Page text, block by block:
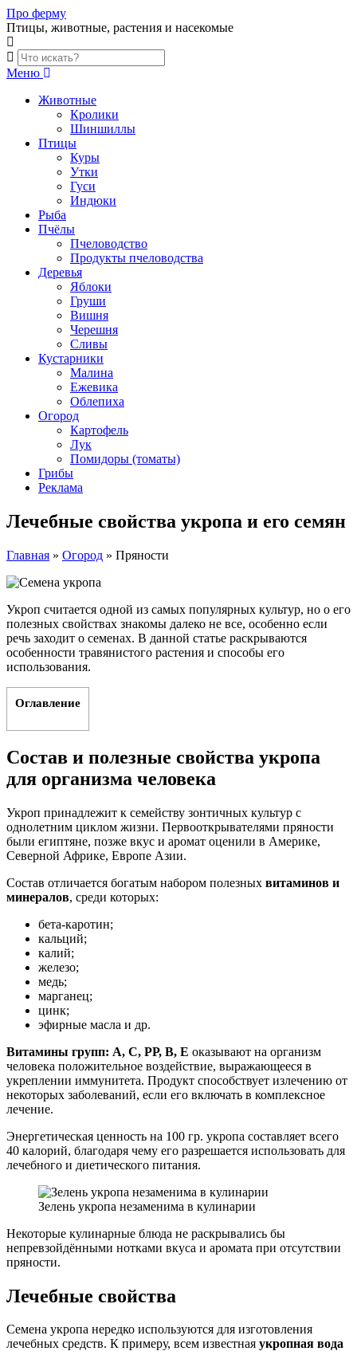
Skip
to
content
Про ферму
Птицы, животные, растения и насекомые
Меню
Животные
Кролики
Шиншиллы
Птицы
Куры
Утки
Гуси
Индюки
Рыба
Пчёлы
Пчеловодство
Продукты пчеловодства
Деревья
Яблоки
Груши
Вишня
Черешня
Сливы
Кустарники
Малина
Ежевика
Облепиха
Огород
Картофель
Лук
Помидоры (томаты)
Грибы
Реклама
Лечебные свойства укропа и его семян
Главная » Огород » Пряности
Укроп считается одной из самых популярных культур, но о его
полезных свойствах знакомы далеко не все, особенно если
речь заходит о семенах. В данной статье раскрываются
особенности травянистого растения и способы его
использования.
Оглавление
Состав и полезные свойства укропа
для организма человека
Укроп принадлежит к семейству зонтичных культур с
однолетним циклом жизни. Первооткрывателями пряности
были египтяне, позже вкус и аромат оценили в Америке,
Северной Африке, Европе Азии.
Состав отличается богатым набором полезных витаминов и
минералов, среди которых:
бета-каротин;
кальций;
калий;
железо;
медь;
марганец;
цинк;
эфирные масла и др.
Витамины групп: А, С, РР, В, Е оказывают на организм
человека положительное воздействие, выражающееся в
укреплении иммунитета. Продукт способствует излечению от
некоторых заболеваний, если его включать в комплексное
лечение.
Энергетическая ценность на 100 гр. укропа составляет всего
40 калорий, благодаря чему его разрешается использовать для
лечебного и диетического питания.
Зелень укропа незаменима в кулинарии
Некоторые кулинарные блюда не раскрывались бы
непревзойдёнными нотками вкуса и аромата при отсутствии
пряности.
Лечебные свойства
Семена укропа нередко используются для изготовления
лечебных средств. К примеру, всем известная укропная вода